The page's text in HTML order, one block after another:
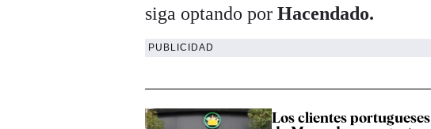
siga optando porHacendado.
PUBLICIDAD
Los clientes portugueses